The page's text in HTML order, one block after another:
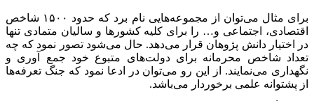
برای مثال می‌توان از مجموعه‌هایی نام برد که حدود ۱۵۰۰ شاخص
اقتصادی، اجتماعی و… را برای کلیه کشورها و سالیان متمادی تنها
در اختیار دانش پژوهان قرار می‌دهد. حال می‌شود تصور نمود که چه
تعداد شاخص محرمانه برای دولت‌های متبوع خود جمع آوری و
نگهداری می‌نمایند. از این رو می‌توان در ادعا نمود که جنگ تعرفه‌ها
از پشتوانه علمی برخوردار می‌باشد.